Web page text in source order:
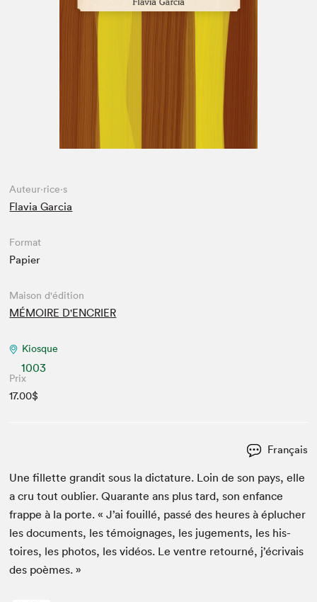
Espace enseignant·e·s
Auteur·rice·s
Flavia Garcia
Format
Papier
Maison d'édition
MÉMOIRE D'ENCRIER
Kiosque
1003
Prix
17.00$
Français
Une fil­lette grandit sous la dic­tature. Loin de son pays, elle
a cru tout oubli­er. Quar­ante ans plus tard, son enfance
frappe à la porte. « J’ai fouil­lé, passé des heures à éplucher
les doc­u­ments, les témoignages, les juge­ments, les his­
toires, les pho­tos, les vidéos. Le ven­tre retourné, j’écrivais
des poèmes. »